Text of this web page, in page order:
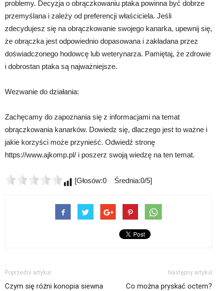
problemy. Decyzja o obrączkowaniu ptaka powinna być dobrze
przemyślana i zależy od preferencji właściciela. Jeśli
zdecydujesz się na obrączkowanie swojego kanarka, upewnij się,
że obrączka jest odpowiednio dopasowana i zakładana przez
doświadczonego hodowcę lub weterynarza. Pamiętaj, że zdrowie
i dobrostan ptaka są najważniejsze.
Wezwanie do działania:
Zachęcamy do zapoznania się z informacjami na temat
obrączkowania kanarków. Dowiedz się, dlaczego jest to ważne i
jakie korzyści może przynieść. Odwiedź stronę
https://www.ajkomp.pl/ i poszerz swoją wiedzę na ten temat.
[Głosów:0 Średnia:0/5]
Poprzedni artykuł
Czym się różni konopia siewna
Następny artykuł
Co można pryskać octem?